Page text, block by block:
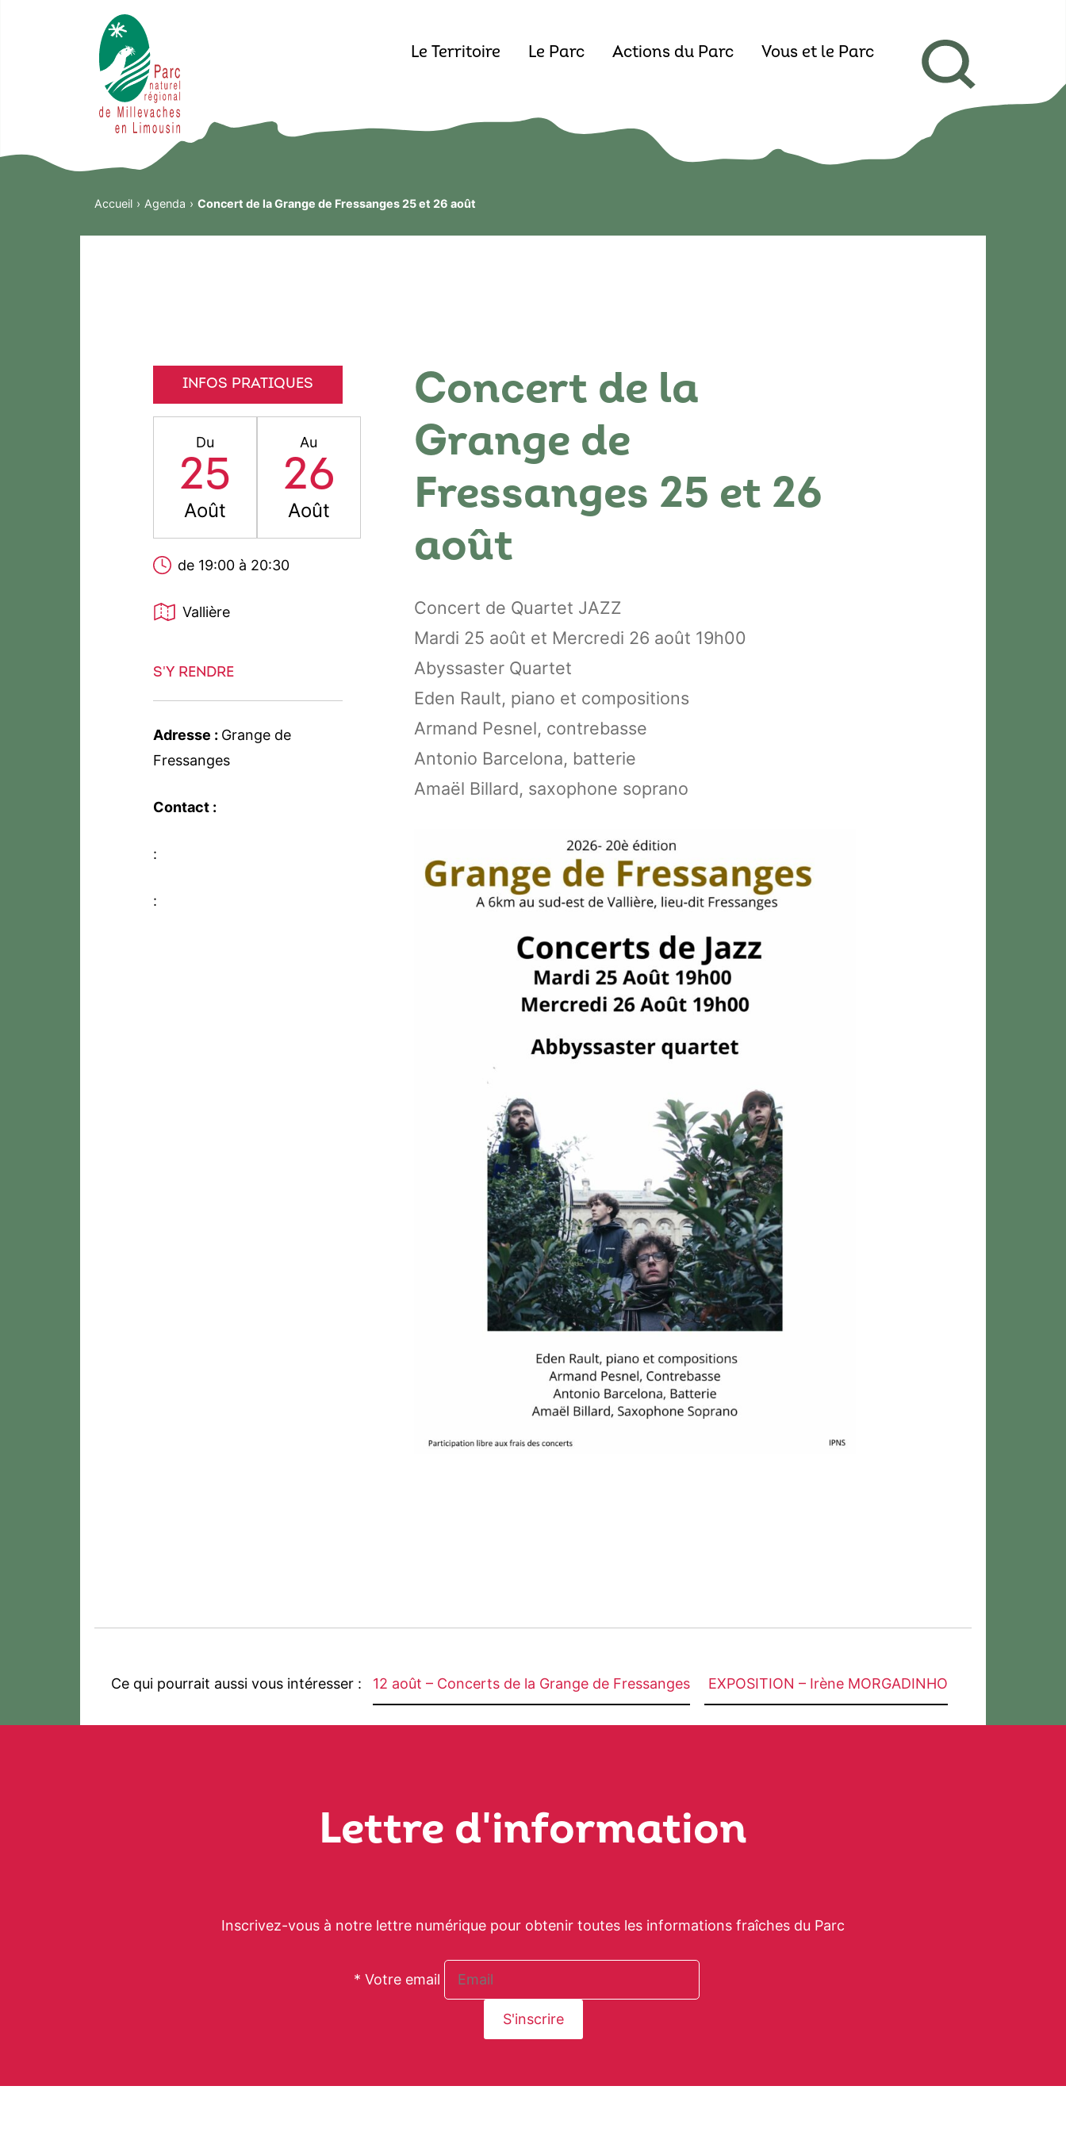
Le Territoire Le Parc Actions du Parc Vous et le Parc
Accueil Agenda Concert de la Grange de Fressanges 25 et 26 août
INFOS PRATIQUES
Du
25
Août
Au
26
Août
de 19:00 à 20:30
Vallière
S'Y RENDRE
Adresse : Grange de
Fressanges
Contact :
:
:
Concert de la
Grange de
Fressanges 25 et 26
août
Concert de Quartet JAZZ
Mardi 25 août et Mercredi 26 août 19h00
Abyssaster Quartet
Eden Rault, piano et compositions
Armand Pesnel, contrebasse
Antonio Barcelona, batterie
Amaël Billard, saxophone soprano
Ce qui pourrait aussi vous intéresser : 12 août – Concerts de la Grange de Fressanges EXPOSITION – Irène MORGADINHO
Lettre d'information
Inscrivez-vous à notre lettre numérique pour obtenir toutes les informations fraîches du Parc
* Votre email